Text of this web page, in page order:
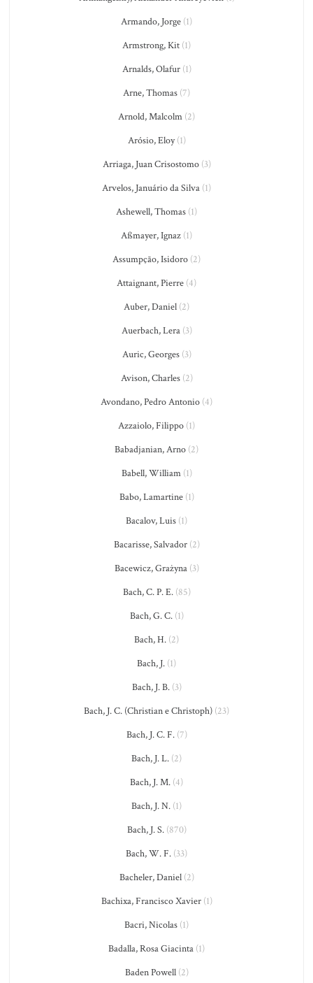
Armando, Jorge (1)
Armstrong, Kit (1)
Arnalds, Olafur(1)
Arne, Thomas (7)
Arnold, Malcolm (2)
Arósio, Eloy(1)
Arriaga, Juan Crisostomo(3)
Arvelos, Januário da Silva (1)
Ashewell, Thomas (1)
Aßmayer, Ignaz (1)
Assumpção, Isidoro (2)
Attaignant, Pierre (4)
Auber, Daniel (2)
Auerbach, Lera(3)
Auric, Georges(3)
Avison, Charles(2)
Avondano, Pedro Antonio (4)
Azzaiolo, Filippo (1)
Babadjanian, Arno (2)
Babell, William(1)
Babo, Lamartine(1)
Bacalov, Luis (1)
Bacarisse, Salvador(2)
Bacewicz, Grażyna(3)
Bach, C. P. E.(85)
Bach, G. C.(1)
Bach, H. (2)
Bach, J. (1)
Bach, J. B.(3)
Bach, J. C. (Christian e Christoph) (23)
Bach, J. C. F.(7)
Bach, J. L. (2)
Bach, J. M. (4)
Bach, J. N. (1)
Bach, J. S.(870)
Bach, W. F. (33)
Bacheler, Daniel(2)
Bachixa, Francisco Xavier(1)
Bacri, Nicolas (1)
Badalla, Rosa Giacinta (1)
Baden Powell(2)